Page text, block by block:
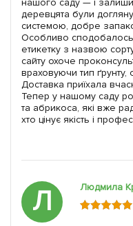
деревцята були
системою, добре
Особливо
етикетку з назвою
сайту охоче
враховуючи тип ґрунту,
Доставка приїхала
Тепер у нашому саду
та абрикоса, які вже
хто цінує якість і
Л Людмила